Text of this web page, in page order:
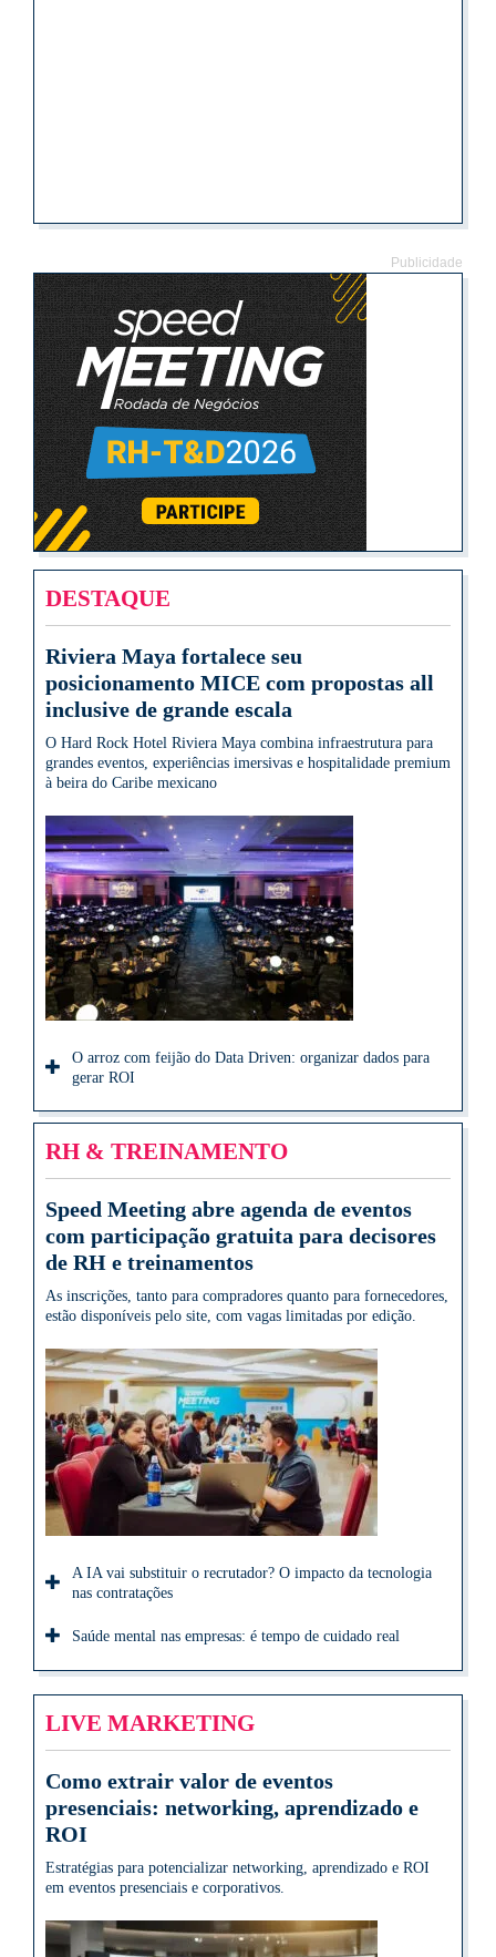
Publicidade
DESTAQUE
Riviera Maya fortalece seu
posicionamento MICE com propostas all
inclusive de grande escala
O Hard Rock Hotel Riviera Maya combina infraestrutura para
grandes eventos, experiências imersivas e hospitalidade premium
à beira do Caribe mexicano
O arroz com feijão do Data Driven: organizar dados para
gerar ROI
RH & TREINAMENTO
Speed Meeting abre agenda de eventos
com participação gratuita para decisores
de RH e treinamentos
As inscrições, tanto para compradores quanto para fornecedores,
estão disponíveis pelo site, com vagas limitadas por edição.
A IA vai substituir o recrutador? O impacto da tecnologia
nas contratações
Saúde mental nas empresas: é tempo de cuidado real
LIVE MARKETING
Como extrair valor de eventos
presenciais: networking, aprendizado e
ROI
Estratégias para potencializar networking, aprendizado e ROI
em eventos presenciais e corporativos.